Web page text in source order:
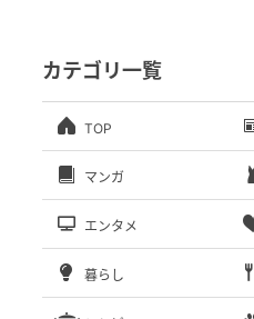
カテゴリ一覧
TOP
マンガ
エンタメ
暮らし